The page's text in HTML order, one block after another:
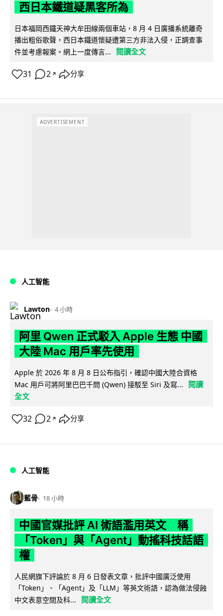
西日本鐵道疑黑客所為
日本福岡西鐵天神大牟田線兩個車站，8 月 4 日廣播系統離奇
播出粗俗歌聲，西日本鐵道懷疑遭第三方非法入侵，正調查事
件並考慮報案。網上一度傳言...
閱讀全文
31 2 ↗ 分享
ADVERTISEMENT
人工智能
Lawton 4 小時
阿里 Qwen 正式駁入 Apple 生態 中國
大陸 Mac 用戶率先使用
Apple 於 2026 年 8 月 8 日公布指引，確認中國大陸合資格
Mac 用戶可將阿里巴巴千問 (Qwen) 接駁至 Siri 及寫...
閱讀
全文
32 2 ↗ 分享
人工智能
藍骨 18 小時
中國官媒批評 AI 術語濫用英文 稱
「Token」與「Agent」動搖科技話語
權
人民網旗下評論於 8 月 6 日發表文章，批評中國廣泛使用
「Token」、「Agent」及「LLM」等英文術語，認為做法侵蝕
中文表意空間及科...
閱讀全文